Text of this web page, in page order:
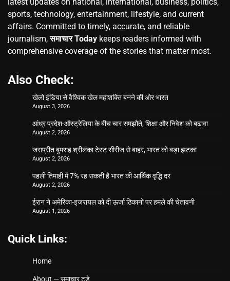
sports, technology, entertainment, lifestyle, and current
affairs. Committed to timely, accurate, and reliable
journalism,समाचार Today keeps readers informed with
comprehensive coverage of the stories that matter most.
Also Check:
खेलो इंडिया से वैश्विक खेल महाशक्ति बनने की ओर भारत
August 3, 2026
आंध्र प्रदेश-ऑस्ट्रेलिया के बीच चार समझौते, शिक्षा और निवेश को बढ़ावा
August 2, 2026
जसप्रीत बुमराह श्रीलंका टेस्ट सीरीज से बाहर, भारत को बड़ा झटका
August 2, 2026
पहली तिमाही में 7% रह सकती है भारत की आर्थिक वृद्धि दर
August 2, 2026
ईरान ने अमेरिका-इजरायल को दी ऊर्जा ठिकानों पर हमले की चेतावनी
August 1, 2026
Quick Links:
Home
About — समाचार टुडे